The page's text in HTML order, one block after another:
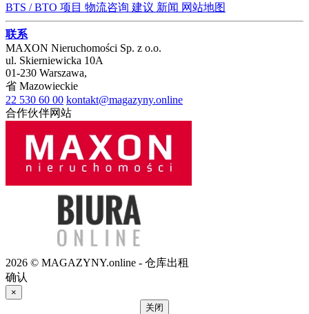
BTS / BTO 项目 物流咨询 建议 新闻 网站地图
联系
MAXON Nieruchomości Sp. z o.o.
ul. Skierniewicka 10A
01-230 Warszawa,
省 Mazowieckie
22 530 60 00 kontakt@magazyny.online
合作伙伴网站
2026 © MAGAZYNY.online - 仓库出租
确认
×
关闭